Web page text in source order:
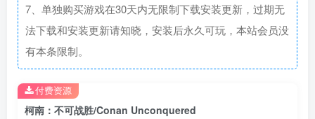
7、单独购买游戏在30天内无限制下载安装更新，过期无
法下载和安装更新请知晓，安装后永久可玩，本站会员没
有本条限制。
柯南：不可战胜/Conan Unconquered
付费资源